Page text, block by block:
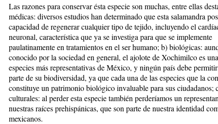
Las razones para conservar ésta especie son muchas, entre ellas
médicas: diversos estudios han determinado que esta salamandra
capacidad de regenerar cualquier tipo de tejido, incluyendo el
neuronal, característica que ya se investiga para que se implemente
paulatinamente en tratamientos en el ser humano; b) biológicas:
conocido por la sociedad en general, el ajolote de Xochimilco es
especies más representativas de México, y ningún país debe
parte de su biodiversidad, ya que cada una de las especies que la
constituye un patrimonio bioló­gico invaluable para sus ciudadanos;
culturales: al perder esta especie también perderíamos un
nuestras raíces prehispánicas, que son parte de nuestra identidad
mexicanos.